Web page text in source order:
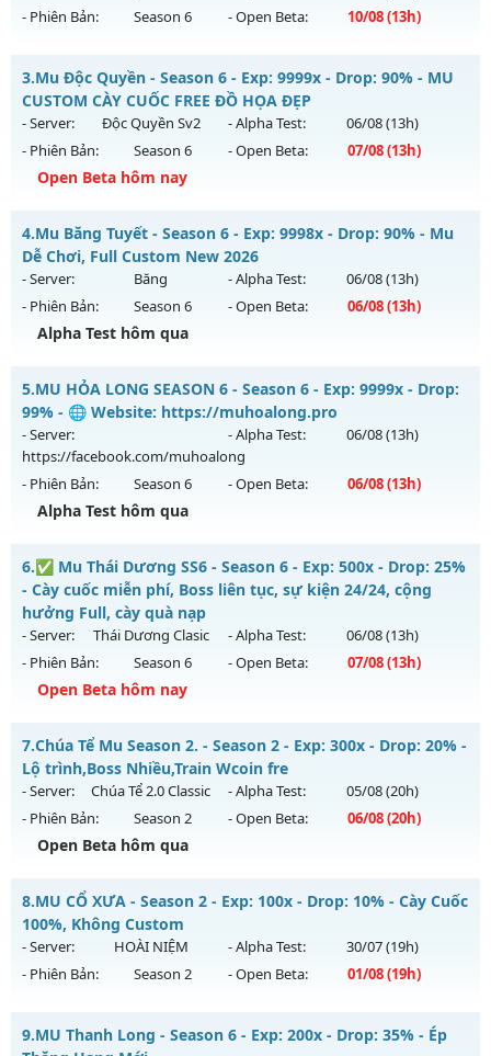
Exp: 100x - Drop: 20%
Thể loại: Mu Nguyên bản Webzen
Antihack: Shark
- Phiên Bản:
Season 6 - Open Beta: 10/08(13h)
Mu Việt Nam - GIẢI TRÍ-DỄ CHƠI
Mu mới ra tháng 08 2026 - Mở máy chủ
ngày 10/08/2626
Exp: 500x - Drop: 20%
Kiểu reset: Reset In Game
Antihack: PRO
3.Mu Độc Quyền - Season 6 - Exp: 9999x - Drop: 90% - MU
CUSTOM CÀY CUỐC FREE ĐỒ HỌA ĐẸP
- Server: Độc Quyền Sv2 - Alpha Test: 06/08(13h)
- Phiên Bản:
Season 6 - Open Beta: 07/08(13h)
Open Beta hôm nay
Mu Độc Quyền - MU CUSTOM CÀY CUỐC FREE ĐỒ HỌA ĐẸP
Mu mới ra tháng 08 2026 - Mở máy chủ
13h ngày 07/08/2626
Exp: 9999x - Drop: 90%
Kiểu reset: Reset In Game
Thể loại: Mu Custom thêm đồ mới
Antihack: SharkGaurd
4.Mu Băng Tuyết - Season 6 - Exp: 9998x - Drop: 90% - Mu
Dễ Chơi, Full Custom New 2026
- Server: Băng - Alpha Test: 06/08(13h)
- Phiên Bản:
Season 6 - Open Beta: 06/08(13h)
Alpha Test hôm qua
Mu Băng Tuyết - Mu Dễ Chơi, Full Custom New 2026
Mu mới ra tháng 08 2026 - Mở máy chủBăng
06/08/2626
Exp: 9998x - Drop: 90%
Kiểu reset: Reset In Game
Antihack: Dragon
5.MU HỎA LONG SEASON 6 - Season 6 - Exp: 9999x - Drop:
99% - 🌐 Website: https://muhoalong.pro
- Server:
https://facebook.com/muhoalong
- Alpha Test: 06/08(13h)
- Phiên Bản: Season 6 - Open Beta: 06/08(13h)
Alpha Test hôm qua
MU HỎA LONG SEASON 6 - 🌐 Website:
https://muhoalong.pro
Mu mới ra tháng 08 2026 - Mở máy chủ
https://facebook.com/muhoalongvào 13h ngày
06/08/2626
Exp: 9999x - Drop: 99%
Thể loại: Mu Nguyên bản Webzen
Antihack: XShield
6.✅ Mu Thái Dương SS6 - Season 6 - Exp: 500x - Drop: 25%
- Cày cuốc miễn phí, Boss liên tục, sự kiện 24/24, cộng
hưởng Full, cày quà nạp
- Server: Thái Dương Clasic - Alpha Test: 06/08(13h)
- Phiên Bản:
Season 6 - Open Beta: 07/08(13h)
Open Beta hôm nay
✅ Mu Thái Dương SS6 - Cày cuốc miễn phí, Boss liên tục,
sự kiện 24/24, cộng hưởng Full, cày quà nạp
Mu mới ra tháng 08 2026 - Mở máy chủ
Thái Dương Clasic
vào 13h ngày 07/08/2626
Exp: 500x - Drop: 25%
Thể loại: Mu Nguyên bản Webzen
Antihack: VIP SHIELD
7.Chúa Tể Mu Season 2. - Season 2 - Exp: 300x - Drop: 20% -
Lộ trình,Boss Nhiều,Train Wcoin fre
- Server: Chúa Tể 2.0 Classic - Alpha Test: 05/08(20h)
- Phiên Bản:
Season 2 - Open Beta: 06/08(20h)
Open Beta hôm qua
Chúa Tể Mu Season 2. - Lộ trình,Boss Nhiều,Train Wcoin fre
Mu mới ra tháng 08 2026 - Mở máy chủ
vào 20h ngày 06/08/2626
Exp: 300x - Drop: 20%
Thể loại: Mu Nguyên bản Webzen
8.MU CỔ XƯA - Season 2 - Exp: 100x - Drop: 10% - Cày Cuốc
100%, Không Custom
- Server: HOÀI NIỆM - Alpha Test: 30/07(19h)
- Phiên Bản:
Season 2 - Open Beta: 01/08(19h)
MU CỔ XƯA - Cày Cuốc 100%, Không Custom
9.MU Thanh Long - Season 6 - Exp: 200x - Drop: 35% - Ép